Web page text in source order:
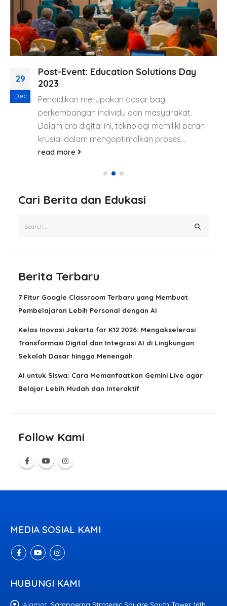
29
Dec
Post-Event: Education Solutions Day
2023
Pendidikan merupakan dasar bagi
perkembangan individu dan masyarakat.
Dalam era digital ini, teknologi memiliki peran
krusial dalam mengoptimalkan proses...
read more
Cari Berita dan Edukasi
Berita Terbaru
7 Fitur Google Classroom Terbaru yang Membuat
Pembelajaran Lebih Personal dengan AI
Kelas Inovasi Jakarta for K12 2026: Mengakselerasi
Transformasi Digital dan Integrasi AI di Lingkungan
Sekolah Dasar hingga Menengah
AI untuk Siswa: Cara Memanfaatkan Gemini Live agar
Belajar Lebih Mudah dan Interaktif
Follow Kami
MEDIA SOSIAL KAMI
HUBUNGI KAMI